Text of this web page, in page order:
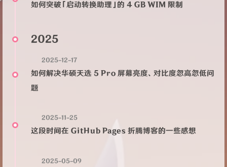
如何突破「启动转换助理」的 4 GB WIM 限制
2025
2025-12-17
如何解决华硕天选 5 Pro 屏幕亮度、对比度忽高忽低问
题
2025-11-25
这段时间在 GitHub Pages 折腾博客的一些感想
2025-05-09